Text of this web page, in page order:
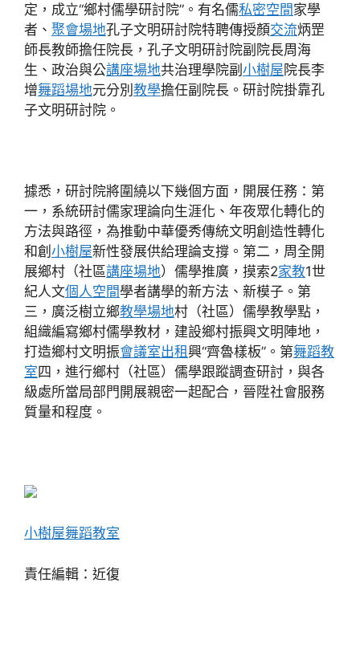
定，成立“鄉村儒學研討院”。有名儒私密空間家學
者、 聚會場地孔子文明研討院特聘傳授顏交流炳罡
師長教師擔任院長，孔子文明研討院副院長周海
生、政治與公講座場地共治理學院副 小樹屋院長李
增舞蹈場地元分別 教學擔任副院長。研討院掛靠孔
子文明研討院。
據悉，研討院將圍繞以下幾個方面，開展任務：第
一，系統研討儒家理論向生涯化、年夜眾化轉化的
方法與路徑，為推動中華優秀傳統文明創造性轉化
和創 小樹屋新性發展供給理論支撐。第二，周全開
展鄉村（社區講座場地）儒學推廣，摸索2家教1世
紀人文個人空間學者講學的新方法、新模子。第
三，廣泛樹立鄉教學場地村（社區）儒學教學點，
組織編寫鄉村儒學教材，建設鄉村振興文明陣地，
打造鄉村文明振會議室出租興“齊魯樣板”。第舞蹈教
室四，進行鄉村（社區）儒學跟蹤調查研討，與各
級處所當局部門開展親密一起配合，晉陞社會服務
質量和程度。
小樹屋舞蹈教室
責任編輯：近復